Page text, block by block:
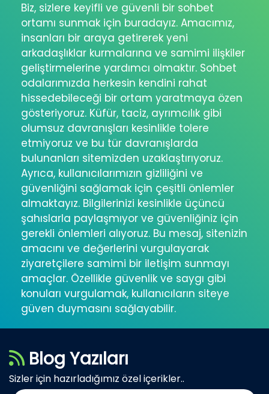
Biz, sizlere keyifli ve güvenli bir sohbet
ortamı sunmak için buradayız. Amacımız,
insanları bir araya getirerek yeni
arkadaşlıklar kurmalarına ve samimi ilişkiler
geliştirmelerine yardımcı olmaktır. Sohbet
odalarımızda herkesin kendini rahat
hissedebileceği bir ortam yaratmaya özen
gösteriyoruz. Küfür, taciz, ayrımcılık gibi
olumsuz davranışları kesinlikle tolere
etmiyoruz ve bu tür davranışlarda
bulunanları sitemizden uzaklaştırıyoruz.
Ayrıca, kullanıcılarımızın gizliliğini ve
güvenliğini sağlamak için çeşitli önlemler
almaktayız. Bilgilerinizi kesinlikle üçüncü
şahıslarla paylaşmıyor ve güvenliğiniz için
gerekli önlemleri alıyoruz. Bu mesaj, sitenizin
amacını ve değerlerini vurgulayarak
ziyaretçilere samimi bir iletişim sunmayı
amaçlar. Özellikle güvenlik ve saygı gibi
konuları vurgulamak, kullanıcıların siteye
güven duymasını sağlayabilir.
Blog Yazıları
Sizler için hazırladığımız özel içerikler..